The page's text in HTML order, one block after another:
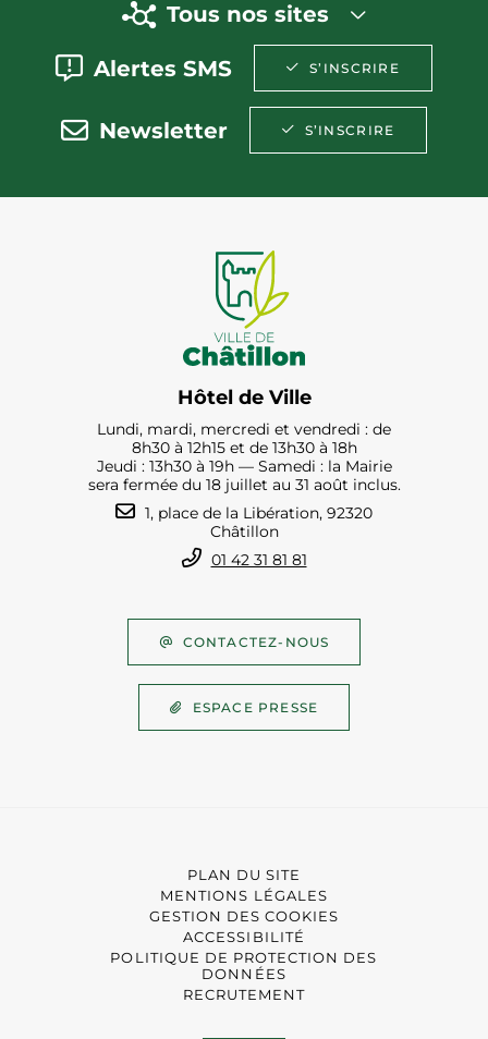
Tous nos sites
Alertes SMS S’INSCRIRE
Newsletter S’INSCRIRE
Hôtel de Ville
Lundi, mardi, mercredi et vendredi : de
8h30 à 12h15 et de 13h30 à 18h
Jeudi : 13h30 à 19h — Samedi : la Mairie
sera fermée du 18 juillet au 31 août inclus.
1, place de la Libération, 92320
Châtillon
01 42 31 81 81
CONTACTEZ-NOUS
ESPACE PRESSE
PLAN DU SITE
MENTIONS LÉGALES
GESTION DES COOKIES
ACCESSIBILITÉ
POLITIQUE DE PROTECTION DES
DONNÉES
RECRUTEMENT